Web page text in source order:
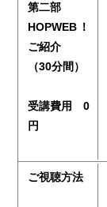
第二部
HOPWEB！
ご紹介
（30分間）
受講費用 0
円
ご視聴方法